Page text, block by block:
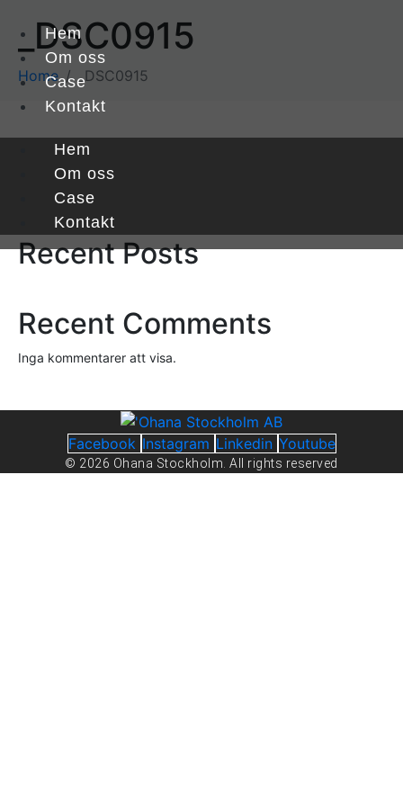
Hem
Om oss
Case
Kontakt
Hem
Om oss
Case
Kontakt
_DSC0915
Home _DSC0915
Recent Posts
Recent Comments
Inga kommentarer att visa.
Facebook Instagram Linkedin Youtube
© 2026 Ohana Stockholm. All rights reserved